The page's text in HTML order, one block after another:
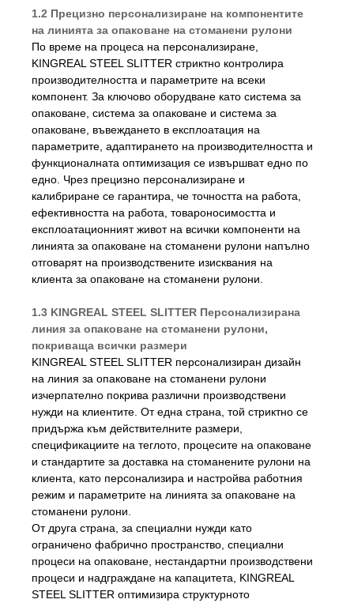
1.2 Прецизно персонализиране на компонентите
на линията за опаковане на стоманени рулони
По време на процеса на персонализиране,
KINGREAL STEEL SLITTER стриктно контролира
производителността и параметрите на всеки
компонент. За ключово оборудване като система за
опаковане, система за опаковане и система за
опаковане, въвеждането в експлоатация на
параметрите, адаптирането на производителността и
функционалната оптимизация се извършват едно по
едно. Чрез прецизно персонализиране и
калибриране се гарантира, че точността на работа,
ефективността на работа, товароносимостта и
експлоатационният живот на всички компоненти на
линията за опаковане на стоманени рулони напълно
отговарят на производствените изисквания на
клиента за опаковане на стоманени рулони.
1.3 KINGREAL STEEL SLITTER Персонализирана
линия за опаковане на стоманени рулони,
покриваща всички размери
KINGREAL STEEL SLITTER персонализиран дизайн
на линия за опаковане на стоманени рулони
изчерпателно покрива различни производствени
нужди на клиентите. От една страна, той стриктно се
придържа към действителните размери,
спецификациите на теглото, процесите на опаковане
и стандартите за доставка на стоманените рулони на
клиента, като персонализира и настройва работния
режим и параметрите на линията за опаковане на
стоманени рулони.
От друга страна, за специални нужди като
ограничено фабрично пространство, специални
процеси на опаковане, нестандартни производствени
процеси и надграждане на капацитета, KINGREAL
STEEL SLITTER оптимизира структурното